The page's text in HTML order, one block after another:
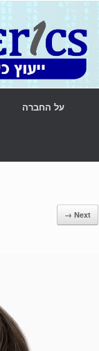
על החברה
Next →